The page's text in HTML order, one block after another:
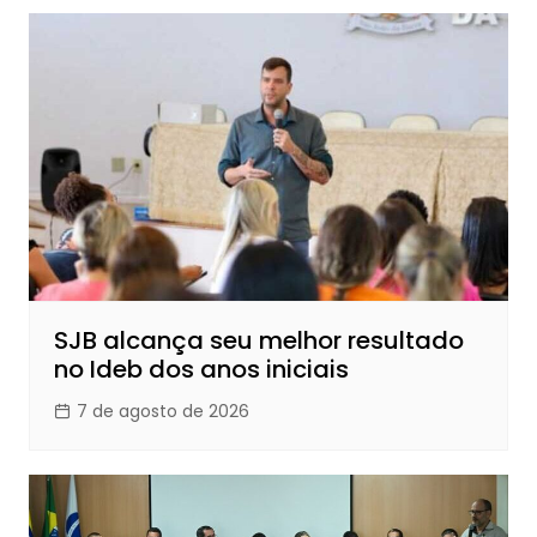
SJB alcança seu melhor resultado
no Ideb dos anos iniciais
7 de agosto de 2026